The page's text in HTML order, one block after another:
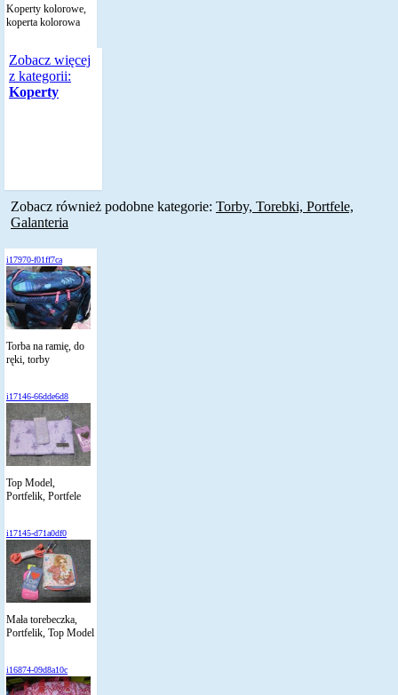
Koperty kolorowe,
koperta kolorowa
Zobacz więcej
z kategorii:
Koperty
Zobacz również podobne kategorie: Torby, Torebki, Portfele,
Galanteria
i17970-f01ff7ca
Torba na ramię, do
ręki, torby
i17146-66dde6d8
Top Model,
Portfelik, Portfele
i17145-d71a0df0
Mała torebeczka,
Portfelik, Top Model
i16874-09d8a10c